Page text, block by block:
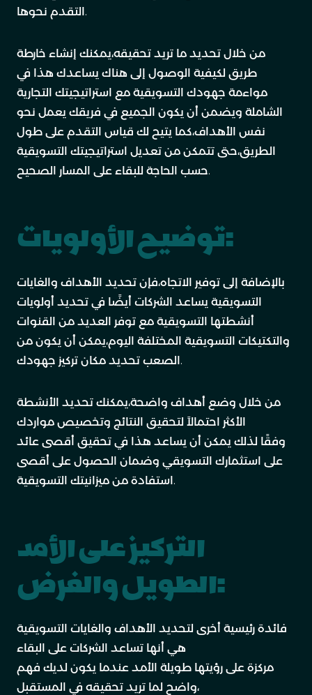
التقدم نحوها.
من خلال تحديد ما تريد تحقيقه،يمكنك إنشاء خارطة
طريق لكيفية الوصول إلى هناك يساعدك هذا في
مواءمة جهودك التسويقية مع استراتيجيتك التجارية
الشاملة ويضمن أن يكون الجميع في فريقك يعمل نحو
نفس الأهداف،كما يتيح لك قياس التقدم على طول
الطريق،حتى تتمكن من تعديل استراتيجيتك التسويقية
حسب الحاجة للبقاء على المسار الصحيح.
توضيح الأولويات:
بالإضافة إلى توفير الاتجاه،فإن تحديد الأهداف والغايات
التسويقية يساعد الشركات أيضًا في تحديد أولويات
أنشطتها التسويقية مع توفر العديد من القنوات
والتكتيكات التسويقية المختلفة اليوم،يمكن أن يكون من
الصعب تحديد مكان تركيز جهودك.
من خلال وضع أهداف واضحة،يمكنك تحديد الأنشطة
الأكثر احتمالاً لتحقيق النتائج وتخصيص مواردك
وفقًا لذلك يمكن أن يساعد هذا في تحقيق أقصى عائد
على استثمارك التسويقي وضمان الحصول على أقصى
استفادة من ميزانيتك التسويقية.
التركيز على الأمد
الطويل والغرض:
فائدة رئيسية أخرى لتحديد الأهداف والغايات التسويقية
هي أنها تساعد الشركات على البقاء
مركزة على رؤيتها طويلة الأمد عندما يكون لديك فهم
واضح لما تريد تحقيقه في المستقبل،